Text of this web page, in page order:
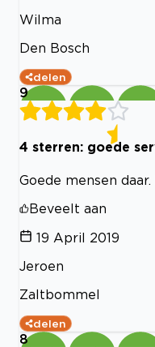
Wilma
Den Bosch
delen
9
4 sterren: goede
Goede mensen
Beveelt aan
19 April 2019
Jeroen
Zaltbommel
delen
8